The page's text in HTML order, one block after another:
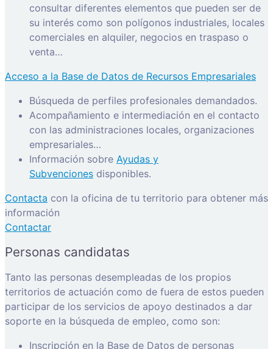
consultar diferentes elementos que pueden ser de
su interés como son polígonos industriales, locales
comerciales en alquiler, negocios en traspaso o
venta…
Acceso a la Base de Datos de Recursos Empresariales
Búsqueda de perfiles profesionales demandados.
Acompañamiento e intermediación en el contacto
con las administraciones locales, organizaciones
empresariales…
Información sobre Ayudas y
Subvenciones disponibles.
Contacta con la oficina de tu territorio para obtener más
información
Contactar
Personas candidatas
Tanto las personas desempleadas de los propios
territorios de actuación como de fuera de estos pueden
participar de los servicios de apoyo destinados a dar
soporte en la búsqueda de empleo, como son:
Inscripción en la Base de Datos de personas